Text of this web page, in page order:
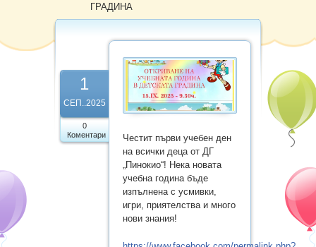
Документи
Обществен съвет
Бюджет
Административни услуги и
заявления
Вътрешни правила за
обществени поръчки
Профил на купувача
Процедури
ГРАДИНА
1
СЕП..2025
0
Коментари
Честит първи учебен ден
на всички деца от ДГ
„Пинокио“! Нека новата
учебна година бъде
изпълнена с усмивки,
игри, приятелства и много
нови знания!